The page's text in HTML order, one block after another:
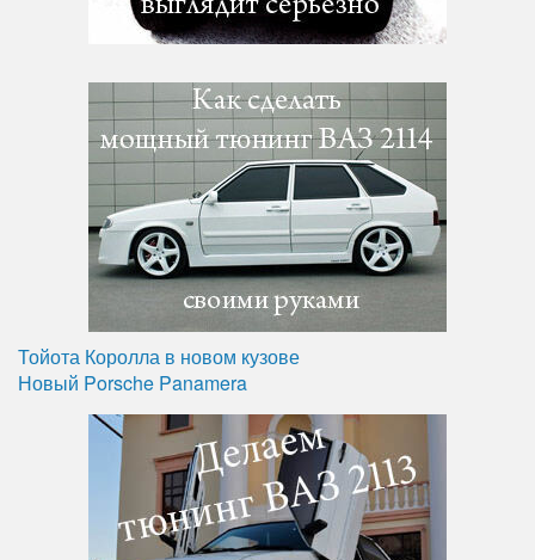
Тойота Королла в новом кузове
Новый Porsche Panamera